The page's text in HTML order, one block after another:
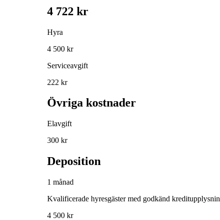
4 722 kr
Hyra
4 500 kr
Serviceavgift
222 kr
Övriga kostnader
Elavgift
300 kr
Deposition
1 månad
Kvalificerade hyresgäster med godkänd
4 500 kr